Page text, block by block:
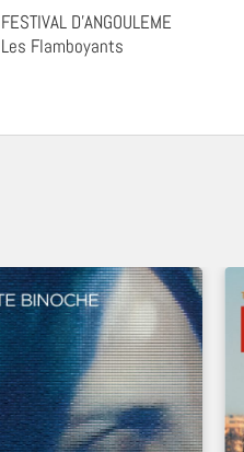
FESTIVAL D'ANGOULEME
Les Flamboyants
UN FILM DE